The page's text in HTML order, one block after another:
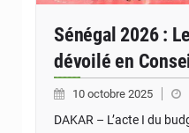
Sénégal 2026 :
dévoilé en
10 octobre 2025
DAKAR – L’acte I du